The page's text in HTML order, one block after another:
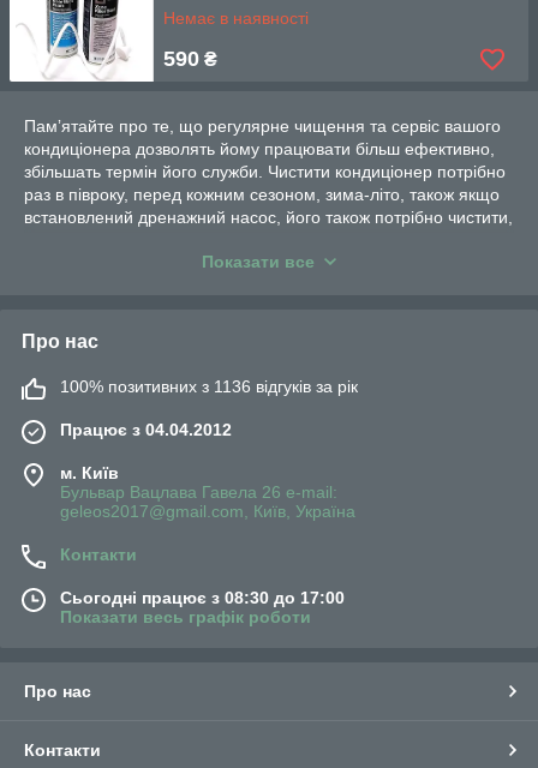
Немає в наявності
590 ₴
Памʼятайте про те, що регулярне чищення та сервіс вашого
кондиціонера дозволять йому працювати більш ефективно,
збільшать термін його служби. Чистити кондиціонер потрібно
раз в півроку, перед кожним сезоном, зима-літо, також якщо
встановлений дренажний насос, його також потрібно чистити,
Також для миття внутрішніх блоків кондиціонерів потрібно
а також багаторазово використання, для різних моделей
Скориставшись нашим магазином ГЕЛЕОС ПЛЮС для
придбання засобів для чищення кондиціонерів, ви будете
задоволені результатом.
Очисник для кондиціонерів
Показати все
Про нас
100% позитивних з 1136 відгуків за рік
Працює з 04.04.2012
м. Київ
Бульвар Вацлава Гавела 26 e-mail:
geleos2017@gmail.com, Київ, Україна
Контакти
Сьогодні працює з 08:30 до 17:00
Показати весь графік роботи
Про нас
Контакти